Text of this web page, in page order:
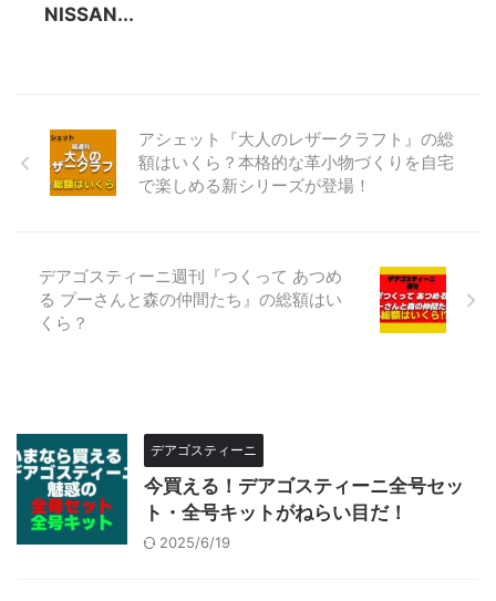
NISSAN...
アシェット『大人のレザークラフト』の総
額はいくら？本格的な革小物づくりを自宅
で楽しめる新シリーズが登場！
デアゴスティーニ週刊『つくって あつめ
る プーさんと森の仲間たち』の総額はい
くら？
デアゴスティーニ
今買える！デアゴスティーニ全号セッ
ト・全号キットがねらい目だ！
2025/6/19